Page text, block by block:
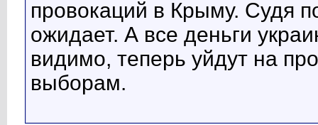
провокаций в Крыму. Судя
ожидает. А все деньги
видимо, теперь уйдут на
выборам.